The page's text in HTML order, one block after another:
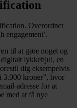
Overordnet
engagement’.
til at gøre noget og
lykkehjul, en
dig eksempelvis
3.000 kroner”, hvor
adresse for at
med at få nye